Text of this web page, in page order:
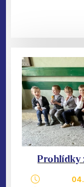
Prohlídky